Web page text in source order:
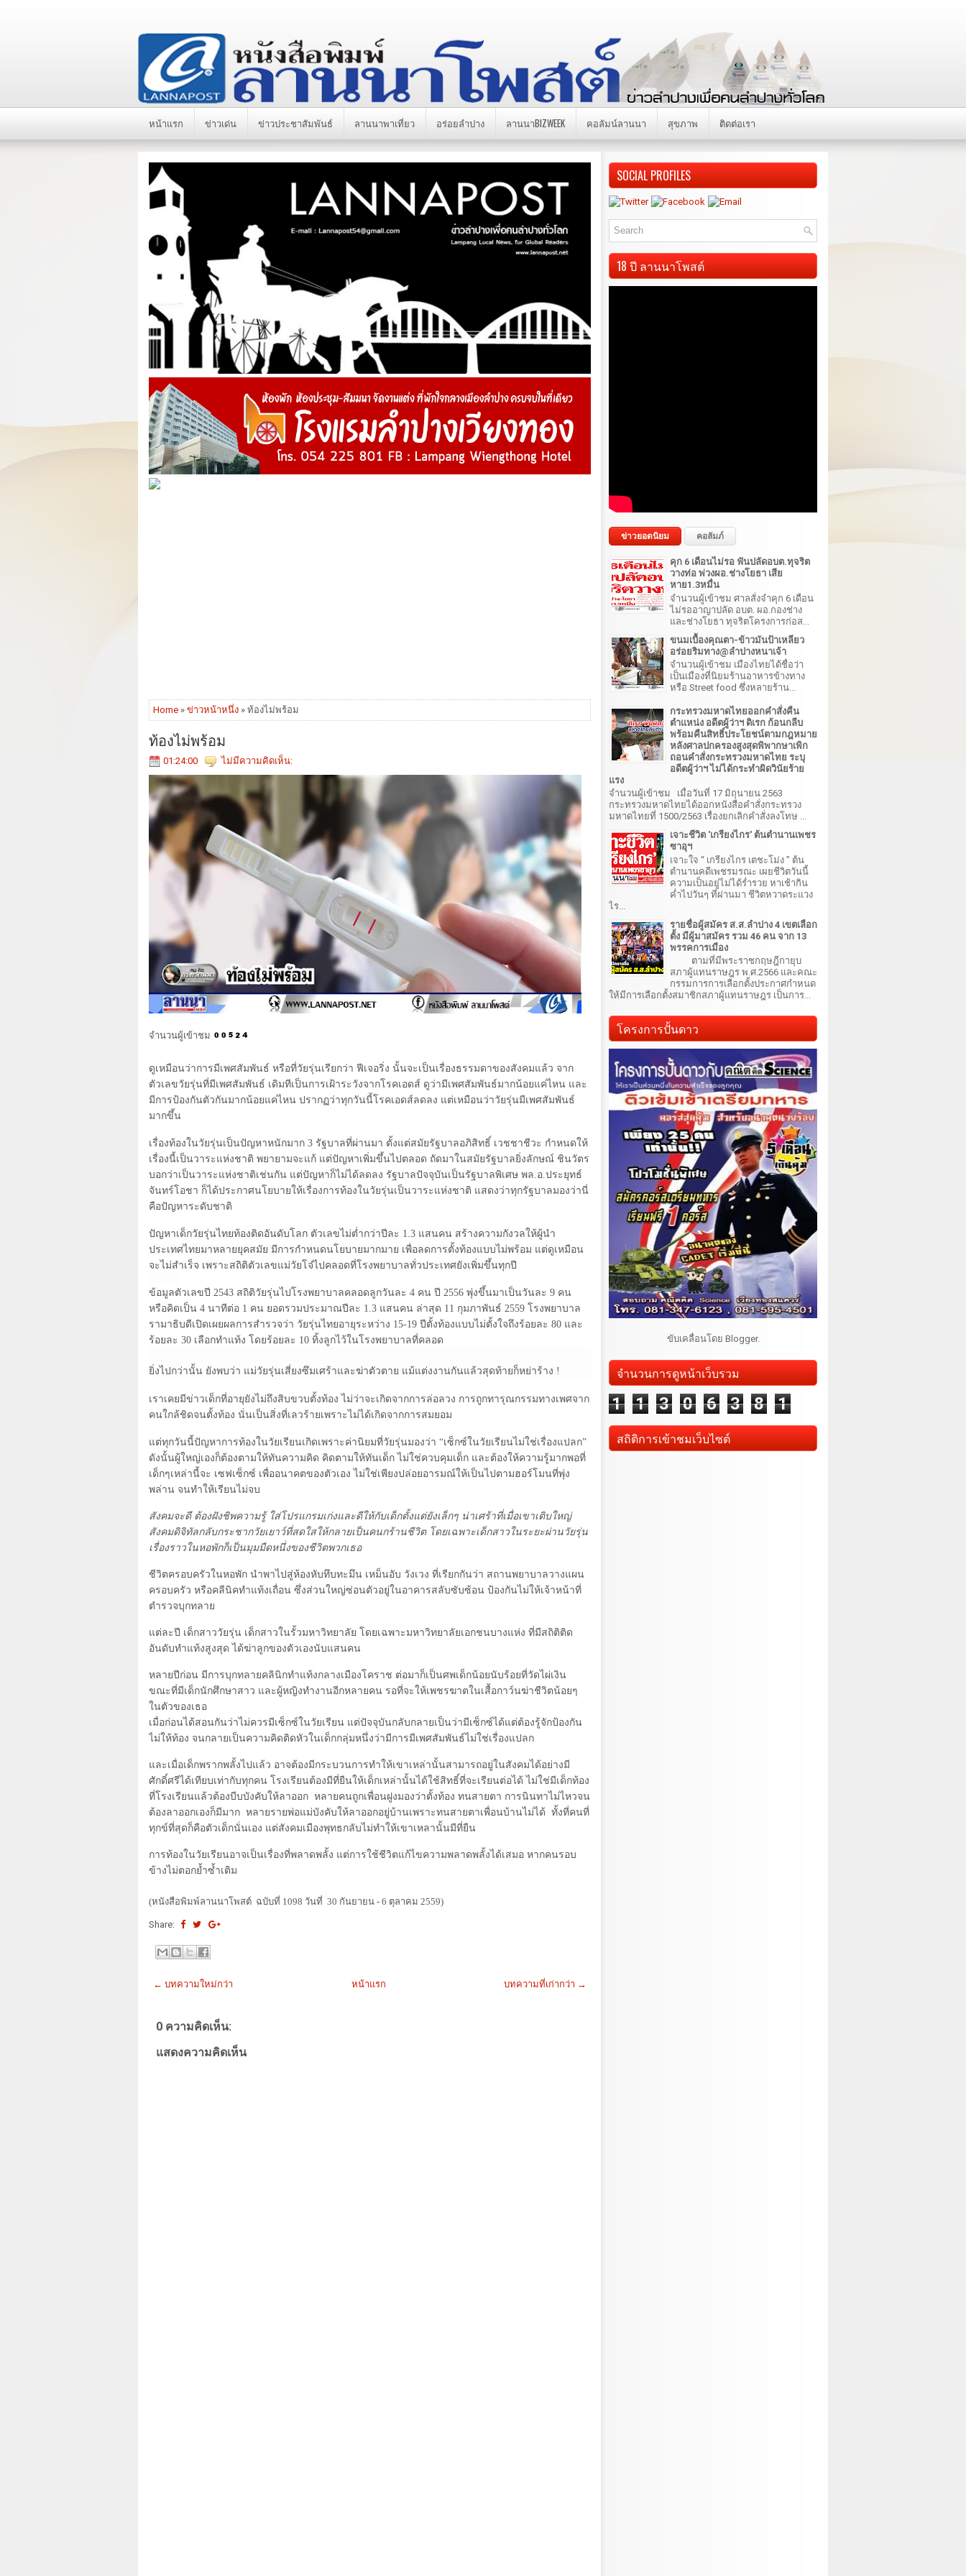
หน้าแรก ข่าวเด่น ข่าวประชาสัมพันธ์ ลานนาพาเที่ยว อร่อยลำปาง ลานนาBIZWEEK คอลัมน์ลานนา สุขภาพ ติดต่อเรา
Home » ข่าวหน้าหนึ่ง » ท้องไม่พร้อม
ท้องไม่พร้อม
01:24:00 ไม่มีความคิดเห็น:
จำนวนผู้เข้าชม
ดูเหมือนว่าการมีเพศสัมพันธ์ หรือที่วัยรุ่นเรียกว่า ฟีเจอริ่ง นั้นจะเป็นเรื่องธรรมดาของสังคมแล้ว จาก
ตัวเลขวัยรุ่นที่มีเพศสัมพันธ์ เดิมทีเป็นการเฝ้าระวังจากโรคเอดส์ ดูว่ามีเพศสัมพันธ์มากน้อยแค่ไหน และ
มีการป้องกันตัวกันมากน้อยแค่ไหน ปรากฏว่าทุกวันนี้โรคเอดส์ลดลง แต่เหมือนว่าวัยรุ่นมีเพศสัมพันธ์
มากขึ้น
เรื่องท้องในวัยรุ่นเป็นปัญหาหนักมาก 3 รัฐบาลที่ผ่านมา ตั้งแต่สมัยรัฐบาลอภิสิทธิ์ เวชชาชีวะ กำหนดให้
เรื่องนี้เป็นวาระแห่งชาติ พยายามจะแก้ แต่ปัญหาเพิ่มขึ้นไปตลอด ถัดมาในสมัยรัฐบาลยิ่งลักษณ์ ชินวัตร
บอกว่าเป็นวาระแห่งชาติเช่นกัน แต่ปัญหาก็ไม่ได้ลดลง รัฐบาลปัจจุบันเป็นรัฐบาลพิเศษ พล.อ.ประยุทธ์
จันทร์โอชา ก็ได้ประกาศนโยบายให้เรื่องการท้องในวัยรุ่นเป็นวาระแห่งชาติ แสดงว่าทุกรัฐบาลมองว่านี่
คือปัญหาระดับชาติ
ปัญหาเด็กวัยรุ่นไทยท้องติดอันดับโลก ตัวเลขไม่ต่ำกว่าปีละ 1.3 แสนคน สร้างความกังวลให้ผู้นำ
ประเทศไทยมาหลายยุคสมัย มีการกำหนดนโยบายมากมาย เพื่อลดการตั้งท้องแบบไม่พร้อม แต่ดูเหมือน
จะไม่สำเร็จ เพราะสถิติตัวเลขแม่วัยโจ๋ไปคลอดที่โรงพยาบาลทั่วประเทศยังเพิ่มขึ้นทุกปี
ข้อมูลตัวเลขปี 2543 สถิติวัยรุ่นไปโรงพยาบาลคลอดลูกวันละ 4 คน ปี 2556 พุ่งขึ้นมาเป็นวันละ 9 คน
หรือคิดเป็น 4 นาทีต่อ 1 คน ยอดรวมประมาณปีละ 1.3 แสนคน ล่าสุด 11 กุมภาพันธ์ 2559 โรงพยาบาล
รามาธิบดีเปิดเผยผลการสำรวจว่า วัยรุ่นไทยอายุระหว่าง 15-19 ปีตั้งท้องแบบไม่ตั้งใจถึงร้อยละ 80 และ
ร้อยละ 30 เลือกทำแท้ง โดยร้อยละ 10 ทิ้งลูกไว้ในโรงพยาบาลที่คลอด
ยิ่งไปกว่านั้น ยังพบว่า แม่วัยรุ่นเสี่ยงซึมเศร้าและฆ่าตัวตาย แม้แต่งงานกันแล้วสุดท้ายก็หย่าร้าง !
เราเคยมีข่าวเด็กที่อายุยังไม่ถึงสิบขวบตั้งท้อง ไม่ว่าจะเกิดจากการล่อลวง การถูกทารุณกรรมทางเพศจาก
คนใกล้ชิดจนตั้งท้อง นั่นเป็นสิ่งที่เลวร้ายเพราะไม่ได้เกิดจากการสมยอม
แต่ทุกวันนี้ปัญหาการท้องในวัยเรียนเกิดเพราะค่านิยมที่วัยรุ่นมองว่า “เซ็กซ์ในวัยเรียนไม่ใช่เรื่องแปลก”
ดังนั้นผู้ใหญ่เองก็ต้องตามให้ทันความคิด คิดตามให้ทันเด็ก ไม่ใช่ควบคุมเด็ก และต้องให้ความรู้มากพอที่
เด็กๆเหล่านี้จะ เซฟเซ็กซ์ เพื่ออนาคตของตัวเอง ไม่ใช่เพียงปล่อยอารมณ์ให้เป็นไปตามฮอร์โมนที่พุ่ง
พล่าน จนทำให้เรียนไม่จบ
สังคมจะดี ต้องฝังชิพความรู้ ใส่โปรแกรมเก่งและดีให้กับเด็กตั้งแต่ยังเล็กๆ น่าเศร้าที่เมื่อเขาเติบใหญ่
สังคมดิจิทัลกลับกระชากวัยเยาว์ที่สดใสให้กลายเป็นคนกร้านชีวิต โดยเฉพาะเด็กสาวในระยะผ่านวัยรุ่น
เรื่องราวในหอพักก็เป็นมุมมืดหนึ่งของชีวิตพวกเธอ
ชีวิตครอบครัวในหอพัก นำพาไปสู่ห้องหับทึบทะมึน เหม็นอับ วังเวง ที่เรียกกันว่า สถานพยาบาลวางแผน
ครอบครัว หรือคลีนิคทำแท้งเถื่อน ซึ่งส่วนใหญ่ซ่อนตัวอยู่ในอาคารสลับซับซ้อน ป้องกันไม่ให้เจ้าหน้าที่
ตำรวจบุกทลาย
แต่ละปี เด็กสาววัยรุ่น เด็กสาวในรั้วมหาวิทยาลัย โดยเฉพาะมหาวิทยาลัยเอกชนบางแห่ง ที่มีสถิติติด
อันดับทำแท้งสูงสุด ได้ฆ่าลูกของตัวเองนับแสนคน
หลายปีก่อน มีการบุกทลายคลินิกทำแท้งกลางเมืองโคราช ต่อมาก็เป็นศพเด็กน้อยนับร้อยที่วัดไผ่เงิน
ขณะที่มีเด็กนักศึกษาสาว และผู้หญิงทำงานอีกหลายคน รอที่จะให้เพชรฆาตในเสื้อกาว์นฆ่าชีวิตน้อยๆ
ในตัวของเธอ
เมื่อก่อนได้สอนกันว่าไม่ควรมีเซ็กซ์ในวัยเรียน แต่ปัจจุบันกลับกลายเป็นว่ามีเซ็กซ์ได้แต่ต้องรู้จักป้องกัน
ไม่ให้ท้อง จนกลายเป็นความคิดติดหัวในเด็กกลุ่มหนึ่งว่ามีการมีเพศสัมพันธ์ไม่ใช่เรื่องแปลก
และเมื่อเด็กพรากพลั้งไปแล้ว อาจต้องมีกระบวนการทำให้เขาเหล่านั้นสามารถอยู่ในสังคมได้อย่างมี
ศักดิ์ศรีได้เทียบเท่ากับทุกคน โรงเรียนต้องมีที่ยืนให้เด็กเหล่านั้นได้ใช้สิทธิ์ที่จะเรียนต่อได้ ไม่ใช่มีเด็กท้อง
ที่โรงเรียนแล้วต้องบีบบังคับให้ลาออก หลายคนถูกเพื่อนฝูงมองว่าตั้งท้อง ทนสายตา การนินทาไม่ไหวจน
ต้องลาออกเองก็มีมาก หลายรายพ่อแม่บังคับให้ลาออกอยู่บ้านเพราะทนสายตาเพื่อนบ้านไม่ได้ ทั้งที่คนที่
ทุกข์ที่สุดก็คือตัวเด็กนั่นเอง แต่สังคมเมืองพุทธกลับไม่ทำให้เขาเหลานั้นมีที่ยืน
การท้องในวัยเรียนอาจเป็นเรื่องที่พลาดพลั้ง แต่การใช้ชีวิตแก้ไขความพลาดพลั้งได้เสมอ หากคนรอบ
ข้างไม่ตอกย้ำซ้ำเติม
(หนังสือพิมพ์ลานนาโพสต์ ฉบับที่ 1098 วันที่ 30 กันยายน - 6 ตุลาคม 2559)
Share:
← บทความใหม่กว่า บทความที่เก่ากว่า →
หน้าแรก
0 ความคิดเห็น:
แสดงความคิดเห็น
SOCIAL PROFILES
18 ปี ลานนาโพสต์
ข่าวยอดนิยม คอลัมภ์
คุก 6 เดือนไม่รอ ฟันปลัดอบต.ทุจริต
วางท่อ พ่วงผอ.ช่างโยธา เสีย
หาย1.3หมื่น
จำนวนผู้เข้าชม ศาลสั่งจำคุก 6 เดือน
ไม่รออาญาปลัด อบต. ผอ.กองช่าง
และช่างโยธา ทุจริตโครงการก่อส...
ขนมเบื้องคุณตา-ข้าวมันป้าเหลียว
อร่อยริมทาง@ลำปางหนาเจ้า
จำนวนผู้เข้าชม เมืองไทยได้ชื่อว่า
เป็นเมืองที่นิยมร้านอาหารข้างทาง
หรือ Street food ซึ่งหลายร้าน...
กระทรวงมหาดไทยออกคำสั่งคืน
ตำแหน่ง อดีตผู้ว่าฯ ดิเรก ก้อนกลีบ
พร้อมคืนสิทธิ์ประโยชน์ตามกฎหมาย
หลังศาลปกครองสูงสุดพิพากษาเพิก
ถอนคำสั่งกระทรวงมหาดไทย ระบุ
อดีตผู้ว่าฯ ไม่ได้กระทำผิดวินัยร้าย
แรง
จำนวนผู้เข้าชม เมื่อวันที่ 17 มิถุนายน 2563
กระทรวงมหาดไทยได้ออกหนังสือคำสั่งกระทรวง
มหาดไทยที่ 1500/2563 เรื่องยกเลิกคำสั่งลงโทษ ...
เจาะชีวิต 'เกรียงไกร' ต้นตำนานเพชร
ซาอุฯ
เจาะใจ “ เกรียงไกร เตชะโม่ง ” ต้น
ตำนานคดีเพชรมรณะ เผยชีวิตวันนี้
ความเป็นอยู่ไม่ได้ร่ำรวย หาเช้ากิน
ค่ำไปวันๆ ที่ผ่านมา ชีวิตหวาดระแวง
ไร...
รายชื่อผู้สมัคร ส.ส.ลำปาง 4 เขตเลือก
ตั้ง มีผู้มาสมัคร รวม 46 คน จาก 13
พรรคการเมือง
ตามที่มีพระราชกฤษฎีกายุบ
สภาผู้แทนราษฎร พ.ศ.2566 และคณะ
กรรมการการเลือกตั้งประกาศกำหนด
ให้มีการเลือกตั้งสมาชิกสภาผู้แทนราษฎร เป็นการ...
โครงการปั้นดาว
ขับเคลื่อนโดย Blogger.
จำนวนการดูหน้าเว็บรวม
1 1 3 0 6 3 8 1
สถิติการเข้าชมเว็บไซต์